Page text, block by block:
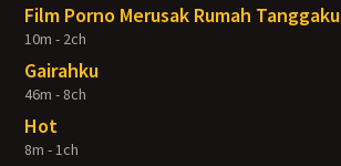
Film Porno Merusak Rumah Tanggaku
10m - 2ch
Gairahku
46m - 8ch
Hot
8m - 1ch